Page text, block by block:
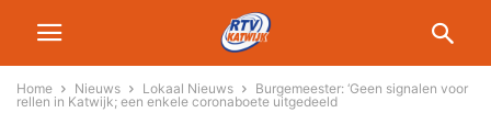
Home Nieuws Lokaal Nieuws
Burgemeester: ‘Geen signalen voor
rellen in Katwijk; een enkele coronaboete uitgedeeld